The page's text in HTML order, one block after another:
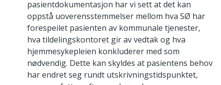
pasientdokumentasjon har vi sett at det kan
oppstå uoverensstemmelser mellom hva SØ har
forespeilet pasienten av kommunale tjenester,
hva tildelingskontoret gir av vedtak og hva
hjemmesykepleien konkluderer med som
nødvendig. Dette kan skyldes at pasientens behov
har endret seg rundt utskrivningstidspunktet,